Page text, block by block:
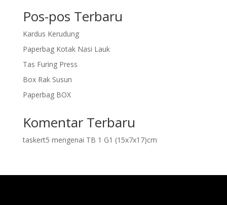
Pos-pos Terbaru
Kardus Kerudung
Paperbag Kotak Nasi Lauk
Tas Furing Press
Box Rak Susun
Paperbag BOX
Komentar Terbaru
taskert5 mengenai TB 1 G1 (15x7x17)cm